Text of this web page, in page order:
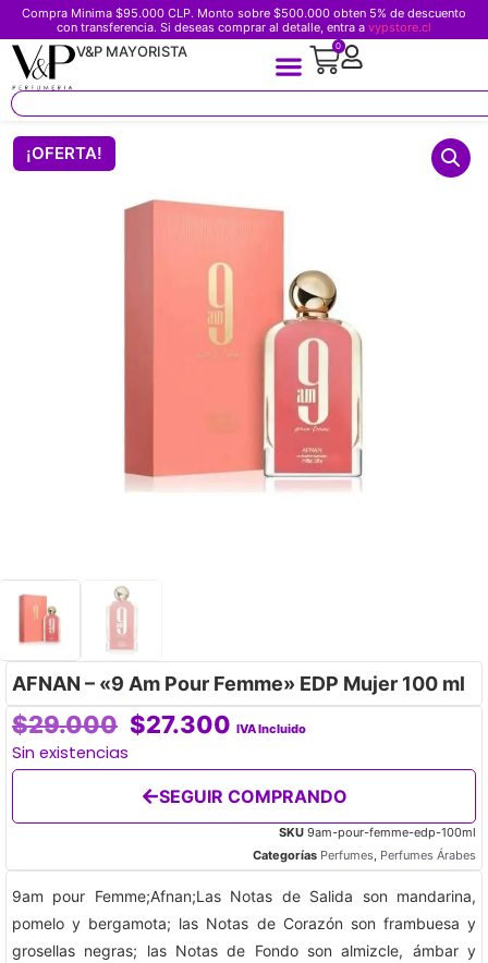
Compra Minima $95.000 CLP. Monto sobre $500.000 obten 5% de descuento
con transferencia. Si deseas comprar al detalle, entra a vypstore.cl
V&P MAYORISTA 0
¡OFERTA!
AFNAN – «9 Am Pour Femme» EDP Mujer 100 ml
$29.000 $27.300 IVA Incluido
Sin existencias
SEGUIR COMPRANDO
SKU 9am-pour-femme-edp-100ml
Categorías Perfumes, Perfumes Árabes
9am pour Femme;Afnan;Las Notas de Salida son mandarina,
pomelo y bergamota; las Notas de Corazón son frambuesa y
grosellas negras; las Notas de Fondo son almizcle, ámbar y